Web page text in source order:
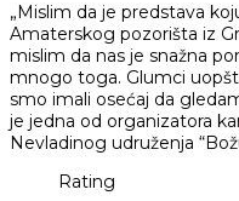
„Mislim da je predstava
Amaterskog pozorišta iz
mislim da nas je snažna
mnogo toga. Glumci
smo imali osećaj da
je jedna od organizatora
Nevladinog udruženja
Rating